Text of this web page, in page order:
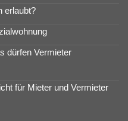
erlaubt?
dürfen Vermieter
für Mieter und Vermieter